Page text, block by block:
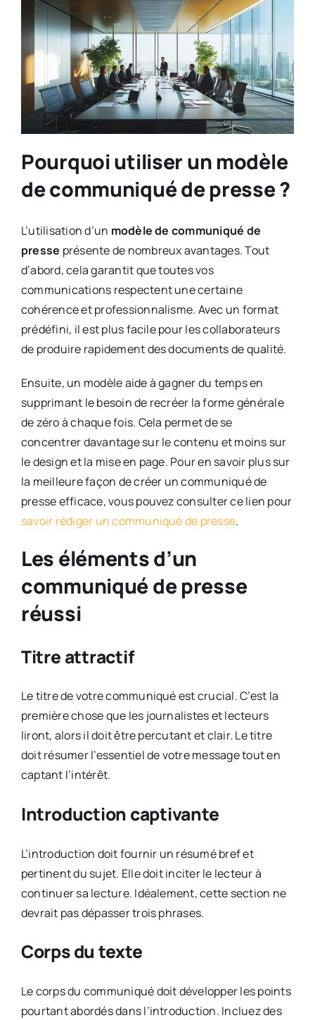
Pourquoi utiliser un modèle
de communiqué de presse ?
L’utilisation d’un modèle de communiqué de
presse présente de nombreux avantages. Tout
d’abord, cela garantit que toutes vos
communications respectent une certaine
cohérence et professionnalisme. Avec un format
prédéfini, il est plus facile pour les collaborateurs
de produire rapidement des documents de qualité.
Ensuite, un modèle aide à gagner du temps en
supprimant le besoin de recréer la forme générale
de zéro à chaque fois. Cela permet de se
concentrer davantage sur le contenu et moins sur
le design et la mise en page. Pour en savoir plus sur
la meilleure façon de créer un communiqué de
presse efficace, vous pouvez consulter ce lien pour
savoir rédiger un communiqué de presse.
Les éléments d’un
communiqué de presse
réussi
Titre attractif
Le titre de votre communiqué est crucial. C’est la
première chose que les journalistes et lecteurs
liront, alors il doit être percutant et clair. Le titre
doit résumer l’essentiel de votre message tout en
captant l’intérêt.
Introduction captivante
L’introduction doit fournir un résumé bref et
pertinent du sujet. Elle doit inciter le lecteur à
continuer sa lecture. Idéalement, cette section ne
devrait pas dépasser trois phrases.
Corps du texte
Le corps du communiqué doit développer les points
pourtant abordés dans l’introduction. Incluez des